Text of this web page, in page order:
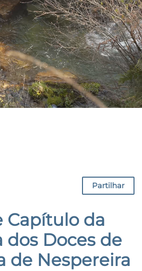
Partilhar
Capítulo da
dos Doces de
de Nespereira